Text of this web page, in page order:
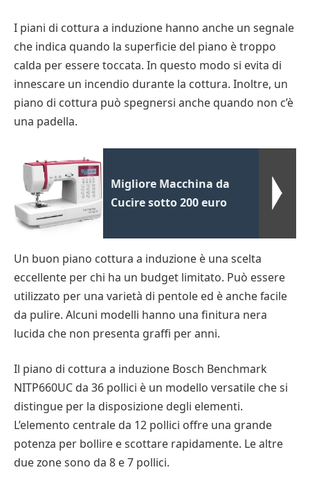
I piani di cottura a induzione hanno anche un segnale
che indica quando la superficie del piano è troppo
calda per essere toccata. In questo modo si evita di
innescare un incendio durante la cottura. Inoltre, un
piano di cottura può spegnersi anche quando non c’è
una padella.
Migliore Macchina da
Cucire sotto 200 euro
Un buon piano cottura a induzione è una scelta
eccellente per chi ha un budget limitato. Può essere
utilizzato per una varietà di pentole ed è anche facile
da pulire. Alcuni modelli hanno una finitura nera
lucida che non presenta graffi per anni.
Il piano di cottura a induzione Bosch Benchmark
NITP660UC da 36 pollici è un modello versatile che si
distingue per la disposizione degli elementi.
L’elemento centrale da 12 pollici offre una grande
potenza per bollire e scottare rapidamente. Le altre
due zone sono da 8 e 7 pollici.